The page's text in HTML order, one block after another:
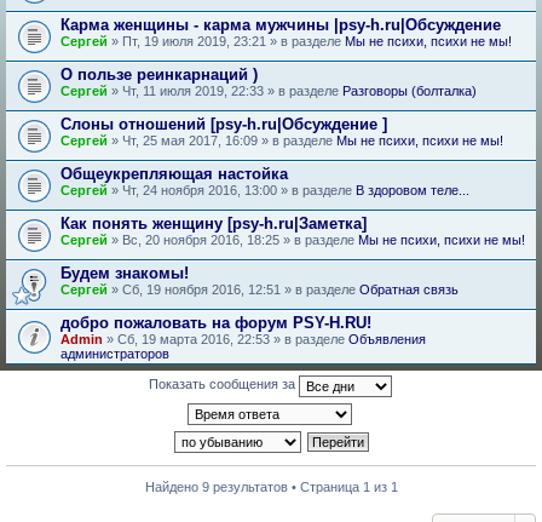
Карма женщины - карма мужчины |psy-h.ru|Обсуждение
Сергей » Пт, 19 июля 2019, 23:21 » в разделе Мы не психи, психи не мы!
О пользе реинкарнаций )
Сергей » Чт, 11 июля 2019, 22:33 » в разделе Разговоры (болталка)
Слоны отношений [psy-h.ru|Обсуждение ]
Сергей » Чт, 25 мая 2017, 16:09 » в разделе Мы не психи, психи не мы!
Общеукрепляющая настойка
Сергей » Чт, 24 ноября 2016, 13:00 » в разделе В здоровом теле...
Как понять женщину [psy-h.ru|Заметка]
Сергей » Вс, 20 ноября 2016, 18:25 » в разделе Мы не психи, психи не мы!
Будем знакомы!
Сергей » Сб, 19 ноября 2016, 12:51 » в разделе Обратная связь
добро пожаловать на форум PSY-H.RU!
Admin » Сб, 19 марта 2016, 22:53 » в разделе Объявления
администраторов
Показать сообщения за
Найдено 9 результатов • Страница 1 из 1